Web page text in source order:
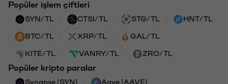
Popüler işlem çiftleri
SYN/TL CTSI/TL STG/TL HNT/TL
BTC/TL XRP/TL GAL/TL
KITE/TL VANRY/TL ZRO/TL
Popüler kripto paralar
Synapse (SYN) Aave (AAVE)